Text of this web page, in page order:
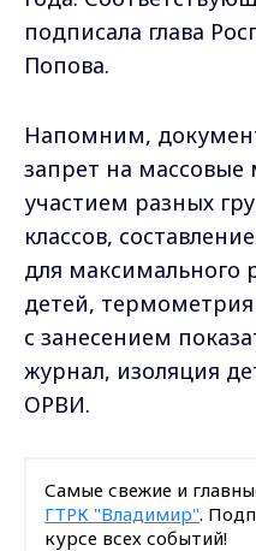
подписала глава
Попова.
Напомним,
запрет на массовые
участием разных
классов,
для максимального
детей,
с занесением
журнал, изоляция
ОРВИ.
Самые свежие и
ГТРК "Владимир".
курсе всех событий!